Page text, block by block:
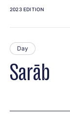
Sarāb
Day
2023 EDITION